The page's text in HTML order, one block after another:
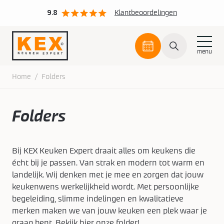
9.8 Klantbeoordelingen
to
Onze collectie
Keukenmerken
Artego
Interliving
Keukens
Keukenmaterialen
Inspiratie
Onze keukenstijlen
Greeploos design
Klassiek
Keukeninspiratie
Download KEX Magazine
Binnenkijken bij
Nieuws
Over KEX
Plan
een
afspraak
Home / Folders
Folders
Bij KEX Keuken Expert draait alles om keukens die
écht bij je passen. Van strak en modern tot warm en
landelijk. Wij denken met je mee en zorgen dat jouw
keukenwens werkelijkheid wordt. Met persoonlijke
begeleiding, slimme indelingen en kwalitatieve
merken maken we van jouw keuken een plek waar je